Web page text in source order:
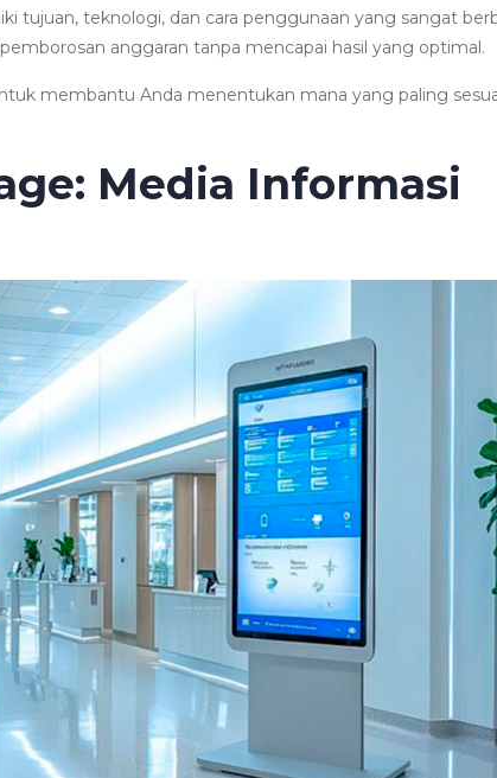
tujuan, teknologi, dan cara penggunaan yang sangat
anggaran tanpa mencapai hasil yang optimal.
membantu Anda menentukan mana yang paling
Media Informasi